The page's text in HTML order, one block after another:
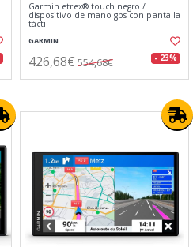
Garmin etrex® touch negro /
dispositivo de mano gps con pantalla
táctil
GARMIN
426,68€ 554,68€ - 23%